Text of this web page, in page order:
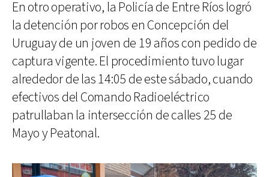
En otro operativo, la Policía de Entre Ríos logró
la detención por robos en Concepción del
Uruguay de un joven de 19 años con pedido de
captura vigente. El procedimiento tuvo lugar
alrededor de las 14:05 de este sábado, cuando
efectivos del Comando Radioeléctrico
patrullaban la intersección de calles 25 de
Mayo y Peatonal.